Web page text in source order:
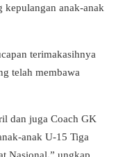
kepulangan anak-anak
terimakasihnya
telah membawa
dan juga Coach GK
anak U-15 Tiga